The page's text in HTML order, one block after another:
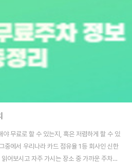
무료로 할 수 있는지, 혹은 저렴하게 할 수 있
중에서 우리나라 카드 점유율 1등 회사인 신한
어보시고 자주 가시는 장소 중 가까운 주차장